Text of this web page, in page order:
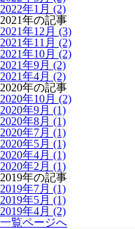
2022年1月 (2)
2021年の記事
2021年12月 (3)
2021年11月 (2)
2021年10月 (2)
2021年9月 (2)
2021年4月 (2)
2020年の記事
2020年10月 (2)
2020年9月 (1)
2020年8月 (1)
2020年7月 (1)
2020年5月 (1)
2020年4月 (1)
2020年2月 (1)
2019年の記事
2019年7月 (1)
2019年5月 (1)
2019年4月 (2)
一覧ページへ